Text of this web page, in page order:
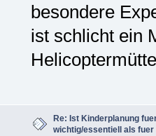
besondere
ist schlicht ein
Re: Ist Kinderplanung
wichtig/essentiell als fuer